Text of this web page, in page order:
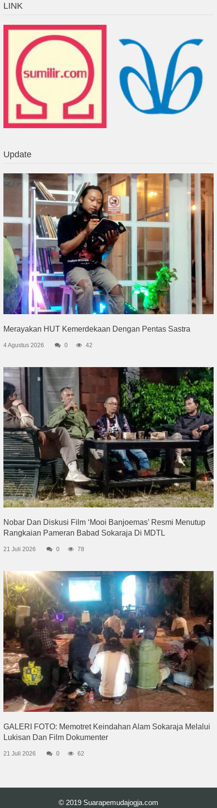
LINK
Update
Merayakan HUT Kemerdekaan Dengan Pentas Sastra
4 Agustus 2026 0 42
Nobar Dan Diskusi Film ‘Mooi Banjoemas’ Resmi Menutup
Rangkaian Pameran Babad Sokaraja Di MDTL
21 Juli 2026 0 78
GALERI FOTO: Memotret Keindahan Alam Sokaraja Melalui
Lukisan Dan Film Dokumenter
21 Juli 2026 0 62
© 2019 Suarapemudajogja.com